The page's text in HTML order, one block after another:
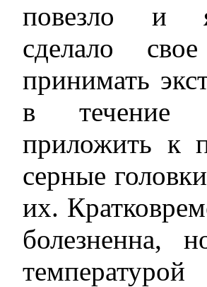
повезло и
сделало
принимать
в течение
приложить к
серные
их.
болезненна,